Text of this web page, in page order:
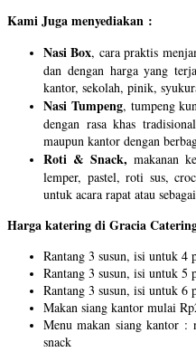
Kami Juga menyediakan :
Nasi Box, cara praktis
dan dengan harga yang
kantor, sekolah, pinik,
Nasi Tumpeng, tumpeng
dengan rasa khas
maupun kantor dengan
Roti & Snack, makanan
lemper, pastel, roti sus,
untuk acara rapat atau
Harga katering di Gracia
Rantang 3 susun, isi untuk 4
Rantang 3 susun, isi untuk 5
Rantang 3 susun, isi untuk 6
Makan siang kantor mulai
Menu makan siang kantor
snack